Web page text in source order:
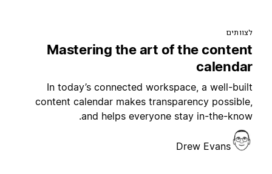
Mastering the art of the
In today’s connected workspace, a well-
content calendar makes transparency
and helps everyone stay in-the-
Drew Evans